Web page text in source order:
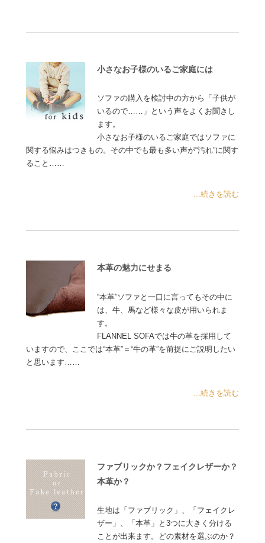
小さなお子様のいるご家庭には
ソファの購入を検討中の方から「子供が
いるので……」という声をよくお聞きし
ます。
小さなお子様のいるご家庭ではソファに
関する悩みはつきもの。その中でも最も多い声が“汚れ”に関す
ること……
...続きを読む
本革の魅力にせまる
“本革”ソファと一口に言ってもその中に
は、牛、馬など様々な皮が用いられま
す。
FLANNEL SOFAでは牛の革を採用して
いますので、ここでは“本革”＝“牛の革”を前提にご説明したい
と思います……
...続きを読む
ファブリックか？フェイクレザーか？
本革か？
生地は「ファブリック」、「フェイクレ
ザー」、「本革」と3つに大きく分ける
ことが出来ます。どの素材を選ぶのか？